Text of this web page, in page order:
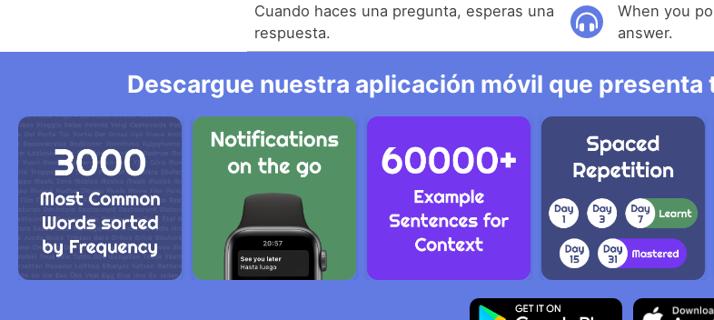
Cuando haces una pregunta, esperas una
respuesta.
When you
answer.
Descargue nuestra aplicación móvil que